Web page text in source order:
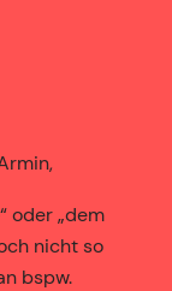
oder „dem
nicht so
bspw.